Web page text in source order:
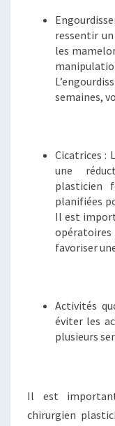
ressentir
les
semaines,
Cicatrices :
une
plasticien
planifiées
Il est
opératoires
favoriser
Activités
éviter les
plusieurs
Il est
chirurgien